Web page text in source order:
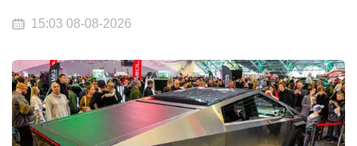
15:03 08-08-2026